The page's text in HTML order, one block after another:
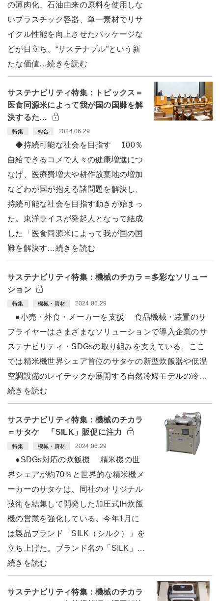
の薄肉化、石油由来の原料を使用しな
いプラスチック容器、単一素材でリサ
イクル性能を向上させたパッケージな
どが目立ち、“サステナブル”という新
たな価値…続きを読む
サステナビリティ特集：トピックス＝
医食同源米によって我が国の国難を解
決するた…
特集 総合 2024.06.29
◆持続可能な社会を目指す 100％
自給できるコメで人々の健康増進につ
なげ、医療費増大や耕作放棄地の増加
などわが国が抱える諸問題を解決し、
持続可能な社会を目指す動きが始まっ
た。東洋ライスが発起人となって結成
した「医食同源米によって我が国の国
難を解決す…続きを読む
サステナビリティ特集：機械のチカラ＝多彩なソリュー
ション
特集 機械・資材 2024.06.29
●小売・外食・メーカーを支援 食品機械・装置のサ
プライヤーはさまざまなソリューションで導入企業のサ
ステナビリティ・SDGsの取り組みを支えている。ここ
では精米機世界シェア首位のサタケの新型炊飯器や低温
空調設備のレイテックが展開する自然冷媒モデルの冷…
続きを読む
サステナビリティ特集：機械のチカラ
＝サタケ 「SILK」販促に注力
特集 機械・資材 2024.06.29
●SDGs対応の炊飯機 精米機の世
界シェアが約70％と世界的な精米機メ
ーカーのサタケは、同社のオリジナル
技術を結集して開発した加圧式IH炊飯
機の営業を強化している。今年1月に
は製品ブランド「SILK（シルク）」を
立ち上げた。ブランド名の「SILK」…
続きを読む
サステナビリティ特集：機械のチカラ